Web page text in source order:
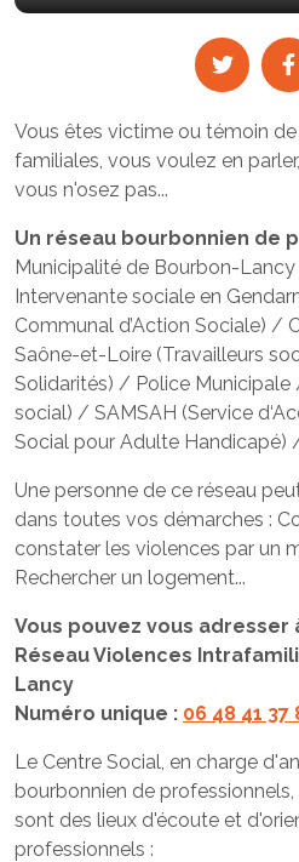
Vous êtes victime ou témoin
familiales, vous voulez en
vous n'osez pas...
Un réseau bourbonnien de
Municipalité de Bourbon-
Intervenante sociale en
Communal d’Action Sociale) /
Saône-et-Loire (Travailleurs
Solidarités) / Police Municipale
social) / SAMSAH (Service
Social pour Adulte Handicapé)
Une personne de ce réseau
dans toutes vos démarches :
constater les violences par un
Rechercher un logement...
Vous pouvez vous adresser
Réseau Violences
Lancy
Numéro unique : 06 48 41 37
Le Centre Social, en charge
bourbonnien de
sont des lieux d'écoute et
professionnels :